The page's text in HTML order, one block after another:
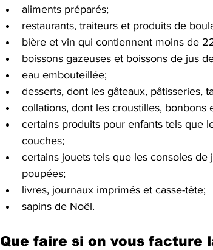
aliments préparés;
restaurants, traiteurs et produits de
bière et vin qui contiennent moins de
boissons gazeuses et boissons de jus
eau embouteillée;
desserts, dont les gâteaux, pâtisseries,
collations, dont les croustilles, bonbons
certains produits pour enfants tels que
couches;
certains jouets tels que les consoles
poupées;
livres, journaux imprimés et casse-tête;
sapins de Noël.
Que faire si on vous facture